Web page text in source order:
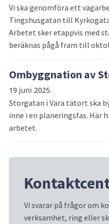
Vi ska genomföra ett
Tingshusgatan till
Arbetet sker etappvis med
beräknas pågå fram till
Ombyggnation av
19 juni 2025
Storgatan i Vara tätort ska
inne i en planeringsfas. Här
arbetet.
Vi svarar på frågor om
verksamhet, ring eller